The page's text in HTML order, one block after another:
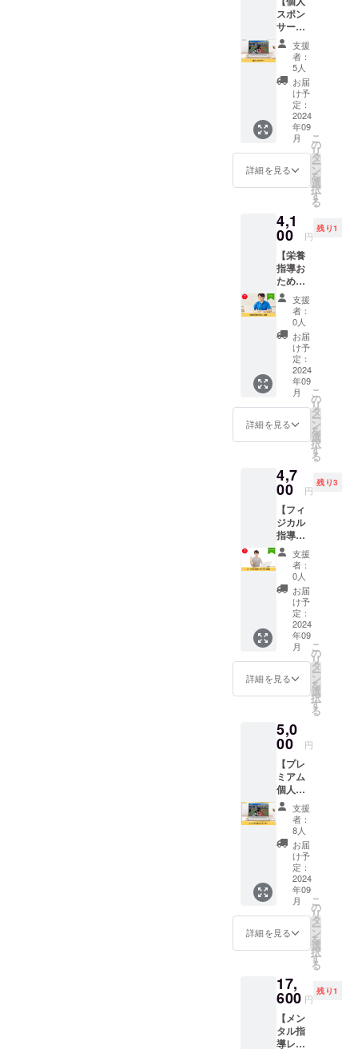
CoNPhyMを
のリ
ターン
です。
上乗せ
支援大
歓迎で
す！
スポン
サー】
株式会
社
Topas
の個人
スポン
サーに
なれる
権利で
す。 HP
にあな
たのお
名前を
個人ス
サーと
して掲
載いた
しま
す。 ※
ニック
ネーム
での掲
載も可
能で
す。 ※
掲載す
るお名
前は備
考欄に
必ずご
記入く
間は
2024年
9月～
2025年
8月まで
の1年間
です。
HPはこ
ちら
https://
conphy
m.com/
支援
者：
5人
お届
け予
定：
2024
年09
月
詳細を見る
こ
の
リ
タ
ー
ン
を
選
択
す
る
4,1
00 円
残り1
【栄養
指導お
ためし
（1
回）】
栄養指
導をト
ライア
ルとし
て1回お
試しい
ただけ
る権利
です。
普段の
一週間
事など
をヒア
リング
させて
いただ
き、実
技にお
いてど
ういっ
た面で
過不足
がある
かなど
も考慮
して、
おスス
メの栄
料理、
コンビ
ニや
スー
パーな
どでも
手軽に
手に入
る商品
なども
ご紹介
しま
す。 お
礼の
メッ
セージ
付きで
別途調
整 ・時
分 ・場
所：
支援
者：
0人
お届
け予
定：
2024
年09
月
詳細を見る
こ
の
リ
タ
ー
ン
を
選
択
す
る
4,7
00 円
残り3
【フィ
ジカル
指導ト
ライア
ル（1
回）】
フィジ
カル指
導をト
ライア
ルとし
て1回お
試しい
ただけ
る権利
です。
験があ
るト
レー
ナーが
目標や
目的に
対して
どのよ
うや身
体づく
りを
日々行
えば良
いか？
トレー
ニング
メ
す。 お
礼の
メッ
セージ
付きで
支援
者：
0人
お届
け予
定：
2024
年09
月
詳細を見る
こ
の
リ
タ
ー
ン
を
選
択
す
る
5,0
00 円
【プレ
ミアム
個人ス
ポン
サー】
株式会
社
Topas
の個人
スポン
サーに
なれる
権利で
す。 HP
にあな
たのお
SNSや
活動さ
れてい
るもの
のリン
クを個
支援
者：
8人
お届
け予
定：
2024
年09
月
詳細を見る
こ
の
リ
タ
ー
ン
を
選
択
す
る
17,
600 円
残り1
【メン
タル指
導レ